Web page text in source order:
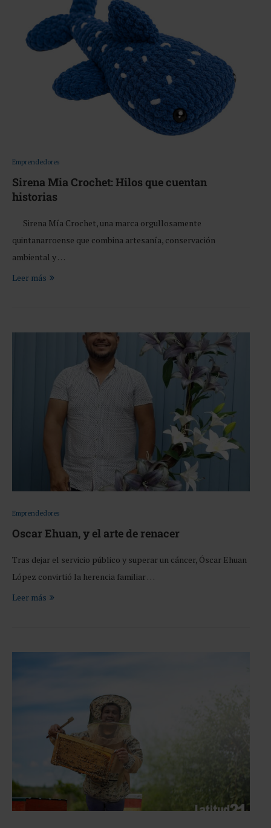
Emprendedores
Sirena Mia Crochet: Hilos que cuentan
historias
Sirena Mía Crochet, una marca orgullosamente
quintanarroense que combina artesanía, conservación
ambiental y …
Leer más
Emprendedores
Oscar Ehuan, y el arte de renacer
Tras dejar el servicio público y superar un cáncer, Óscar Ehuan
López convirtió la herencia familiar …
Leer más